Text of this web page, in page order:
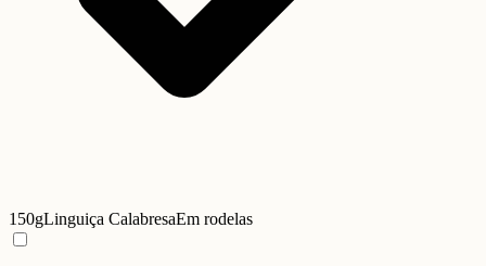
150gLinguiça CalabresaEm rodelas